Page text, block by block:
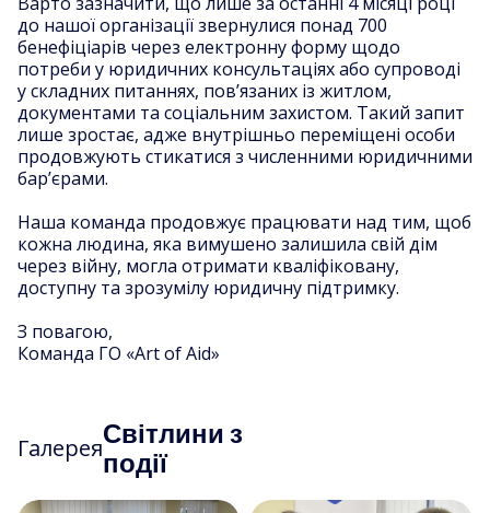
до нашої організації звернулися понад 700
бенефіціарів через електронну форму щодо
потреби у юридичних консультаціях або супроводі
у складних питаннях, пов’язаних із житлом,
документами та соціальним захистом. Такий запит
лише зростає, адже внутрішньо переміщені особи
продовжують стикатися з численними юридичними
бар’єрами.
Наша команда продовжує працювати над тим, щоб
кожна людина, яка вимушено залишила свій дім
через війну, могла отримати кваліфіковану,
доступну та зрозумілу юридичну підтримку.
З повагою,
Команда ГО «Art of Aid»
ГалереяСвітлини з
події